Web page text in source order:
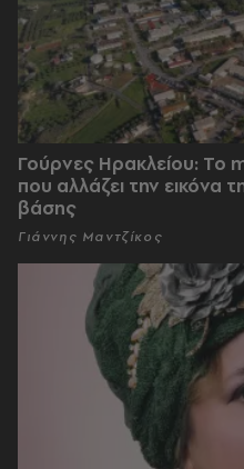
Γούρνες Ηρακλείου: To
που αλλάζει την εικόνα
βάσης
Γιάννης Μαντζίκος